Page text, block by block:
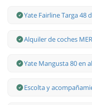
Yate Fairline Targa 48
Alquiler de coches
Yate Mangusta 80 en
Escolta y